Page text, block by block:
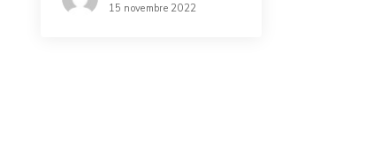
15 novembre 2022